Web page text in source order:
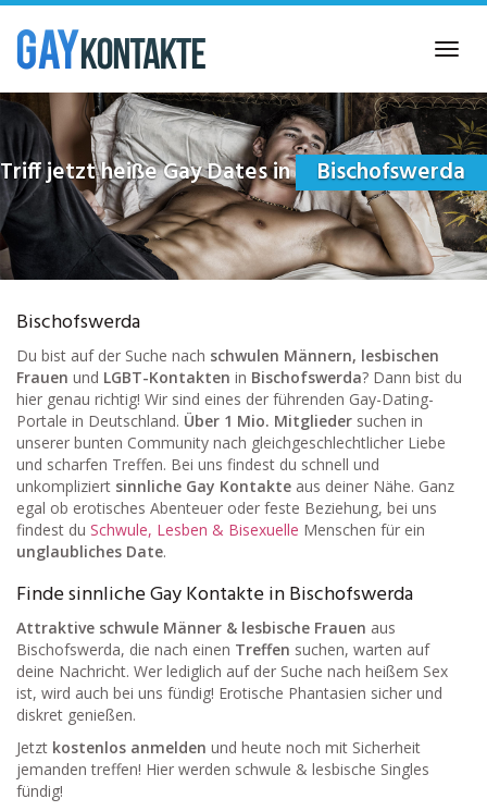
Skip
main
content
Triff jetzt heiße Gay Dates in Bischofswerda
Bischofswerda
Du bist auf der Suche nach schwulen Männern, lesbischen
Frauen und LGBT-Kontakten in Bischofswerda? Dann bist du
hier genau richtig! Wir sind eines der führenden Gay-Dating-
Portale in Deutschland. Über 1 Mio. Mitglieder suchen in
unserer bunten Community nach gleichgeschlechtlicher Liebe
und scharfen Treffen. Bei uns findest du schnell und
unkompliziert sinnliche Gay Kontakte aus deiner Nähe. Ganz
egal ob erotisches Abenteuer oder feste Beziehung, bei uns
findest du Schwule, Lesben & Bisexuelle Menschen für ein
unglaubliches Date.
Finde sinnliche Gay Kontakte in Bischofswerda
Attraktive schwule Männer & lesbische Frauen aus
Bischofswerda, die nach einen Treffen suchen, warten auf
deine Nachricht. Wer lediglich auf der Suche nach heißem Sex
ist, wird auch bei uns fündig! Erotische Phantasien sicher und
diskret genießen.
Jetzt kostenlos anmelden und heute noch mit Sicherheit
jemanden treffen! Hier werden schwule & lesbische Singles
fündig!